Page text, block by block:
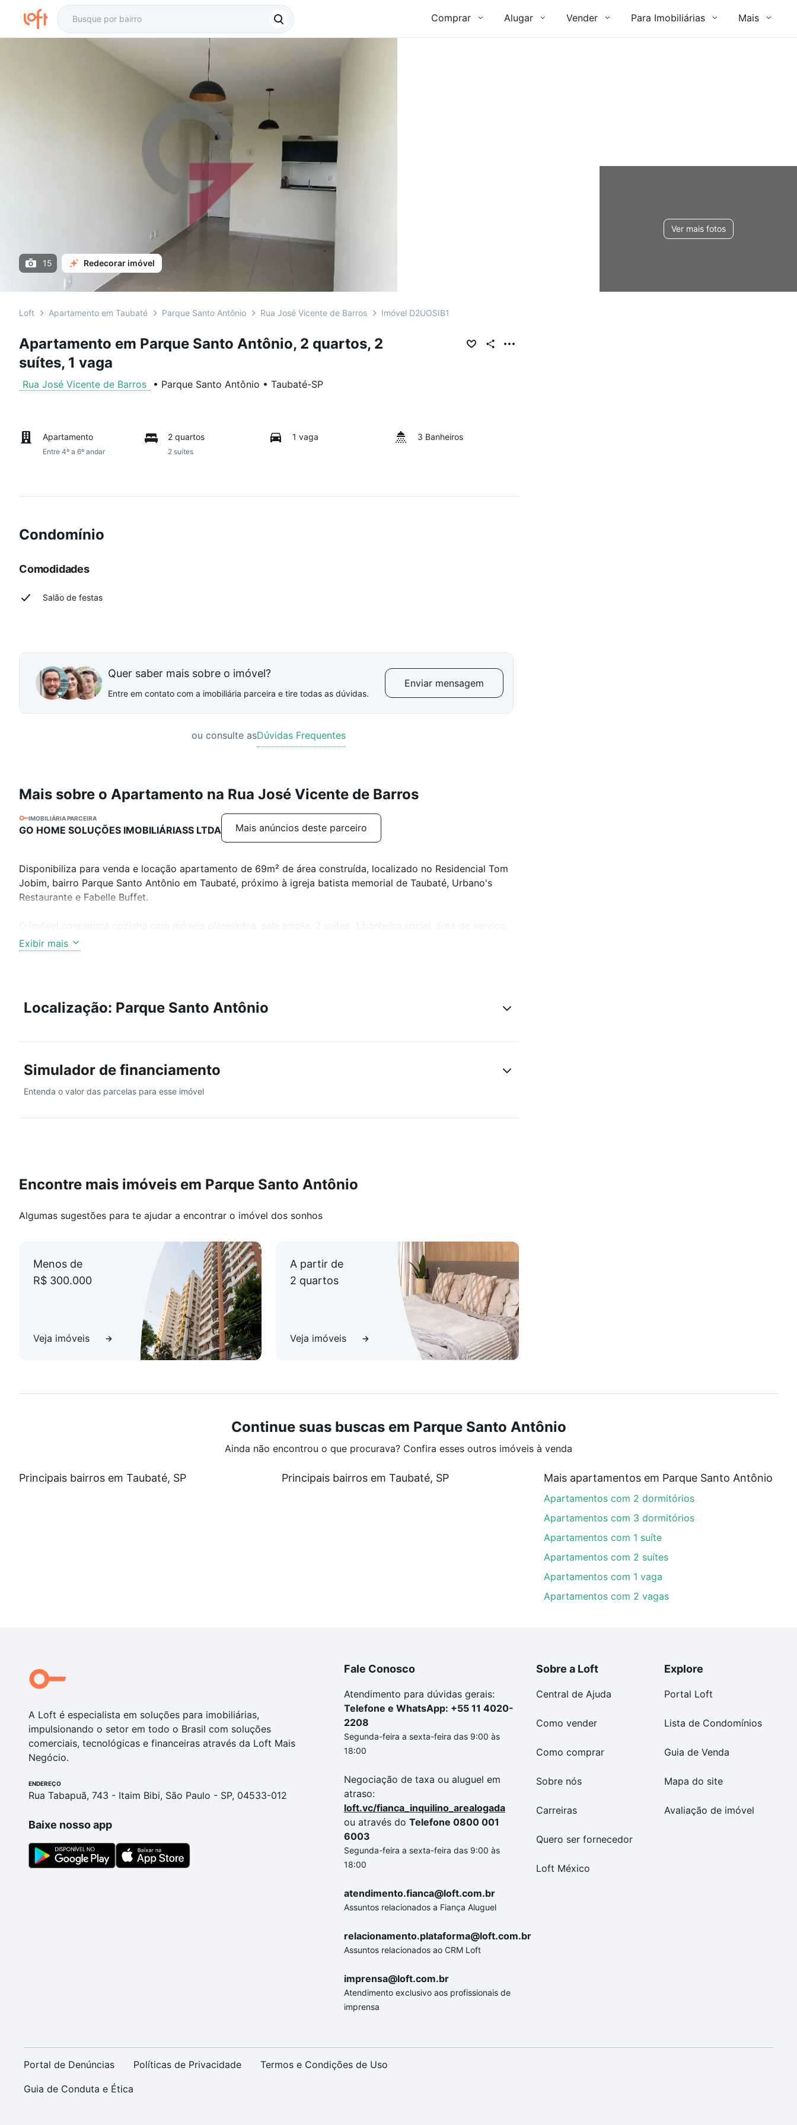
Comprar Alugar Vender Para Imobiliárias Mais
Ver mais fotos
15 Redecorar imóvel
Loft Apartamento em Taubaté Parque Santo Antônio Rua José Vicente de Barros Imóvel D2UOSIB1
Apartamento em Parque Santo Antônio, 2 quartos, 2
suítes, 1 vaga
Rua José Vicente de Barros • Parque Santo Antônio • Taubaté-SP
Apartamento
Entre 4º a 6º andar
2 quartos
2 suítes
1 vaga 3 Banheiros
Condomínio
Comodidades
Salão de festas
Quer saber mais sobre o imóvel?
Entre em contato com a imobiliária parceira e tire todas as dúvidas.
Enviar mensagem
ou consulte asDúvidas Frequentes
Mais sobre o Apartamento na Rua José Vicente de Barros
IMOBILIÁRIA PARCEIRA
GO HOME SOLUÇÕES IMOBILIÁRIASS LTDA Mais anúncios deste parceiro
Disponibiliza para venda e locação apartamento de 69m² de área construída, localizado no Residencial Tom
Jobim, bairro Parque Santo Antônio em Taubaté, próximo à igreja batista memorial de Taubaté, Urbano's
Restaurante e Fabelle Buffet.
gás encanado e garagem para 1 carro.
Agende a sua visita!
Exibir mais
Localização: Parque Santo Antônio
Simulador de financiamento
Entenda o valor das parcelas para esse imóvel
Encontre mais imóveis em Parque Santo Antônio
Algumas sugestões para te ajudar a encontrar o imóvel dos sonhos
Menos de
R$ 300.000
Veja imóveis
A partir de
2 quartos
Veja imóveis
Continue suas buscas em Parque Santo Antônio
Ainda não encontrou o que procurava? Confira esses outros imóveis à venda
Principais bairros em Taubaté, SP Principais bairros em Taubaté, SP Mais apartamentos em Parque Santo Antônio
Apartamentos com 2 dormitórios
Apartamentos com 3 dormitórios
Apartamentos com 1 suíte
Apartamentos com 2 suítes
Apartamentos com 1 vaga
Apartamentos com 2 vagas
A Loft é especialista em soluções para imobiliárias,
impulsionando o setor em todo o Brasil com soluções
comerciais, tecnológicas e financeiras através da Loft Mais
Negócio.
ENDEREÇO
Rua Tabapuã, 743 - Itaim Bibi, São Paulo - SP, 04533-012
Baixe nosso app
Fale Conosco
Atendimento para dúvidas gerais:
Telefone e WhatsApp: +55 11 4020-
2208
Segunda-feira a sexta-feira das 9:00 às
18:00
Negociação de taxa ou aluguel em
atraso:
loft.vc/fianca_inquilino_arealogada
ou através do Telefone 0800 001
6003
Segunda-feira a sexta-feira das 9:00 às
18:00
atendimento.fianca@loft.com.br
Assuntos relacionados a Fiança Aluguel
relacionamento.plataforma@loft.com.br
Assuntos relacionados ao CRM Loft
imprensa@loft.com.br
Atendimento exclusivo aos profissionais de
imprensa
Sobre a Loft
Central de Ajuda
Como vender
Como comprar
Sobre nós
Carreiras
Quero ser fornecedor
Loft México
Explore
Portal Loft
Lista de Condomínios
Guia de Venda
Mapa do site
Avaliação de imóvel
Portal de Denúncias Políticas de Privacidade Termos e Condições de Uso
Guia de Conduta e Ética